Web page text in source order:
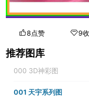
8点赞 9
推荐图库
000 3D神彩图
001 天宇系列图